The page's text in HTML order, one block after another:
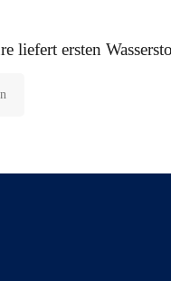
liefert ersten